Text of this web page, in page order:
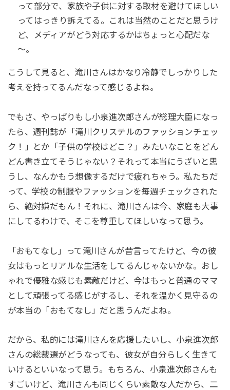
って部分で、家族や子供に対する取材を避けてほしい
ってはっきり訴えてる。これは当然のことだと思うけ
ど、メディアがどう対応するかはちょっと心配だな
～。
こうして見ると、滝川さんはかなり冷静でしっかりした
考えを持ってるんだなって感じるよね。
でもさ、やっぱりもし小泉進次郎さんが総理大臣になっ
たら、週刊誌が「滝川クリステルのファッションチェッ
ク！」とか「子供の学校はどこ？」みたいなことをどん
どん書き立てそうじゃない？それって本当にうざいと思
うし、なんかもう想像するだけで疲れちゃう。私たちだ
って、学校の制服やファッションを毎週チェックされた
ら、絶対嫌だもん！それに、滝川さんは今、家庭も大事
にしてるわけで、そこを尊重してほしいなって思う。
「おもてなし」って滝川さんが昔言ってたけど、今の彼
女はもっとリアルな生活をしてるんじゃないかな。おし
ゃれで優雅な感じも素敵だけど、今はもっと普通のママ
として頑張ってる感じがするし、それを温かく見守るの
が本当の「おもてなし」だと思うんだよね。
だから、私的には滝川さんを応援したいし、小泉進次郎
さんの総裁選がどうなっても、彼女が自分らしく生きて
いけるといいなって思う。もちろん、小泉進次郎さんも
すごいけど、滝川さんも同じくらい素敵な人だから、二